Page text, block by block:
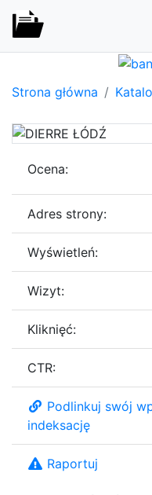
Strona główna
Ocena:
Adres strony:
Wyświetleń:
Wizyt:
Kliknięć:
CTR:
Podlinkuj swój
indeksację
Raportuj